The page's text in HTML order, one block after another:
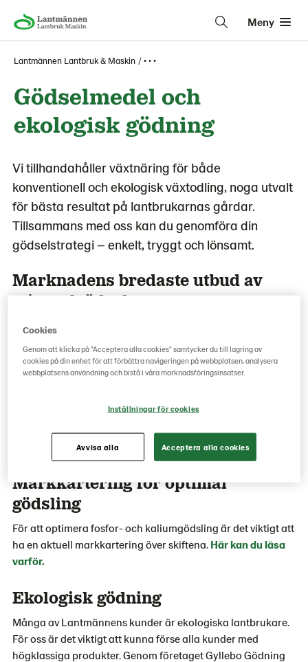
Meny
Lantmännen Lantbruk & Maskin • • •
Gödselmedel och
ekologisk gödning
Vi tillhandahåller växtnäring för både
konventionell och ekologisk växtodling, noga utvalt
för bästa resultat på lantbrukarnas gårdar.
Tillsammans med oss kan du genomföra din
gödselstrategi – enkelt, tryggt och lönsamt.
Marknadens bredaste utbud av
mineralgödsel
Hos Lantmännen handlar du gödning av hög kvalitet, till rätt
hittar du hos Lantmännen. För att sprida gödselmedlet kan
du hos oss köpa Bogballes mineralgödselspridare.
Produkter för växtnäring på Lantmännen
Våra mineralgödselspridare från Bogballe
Markkartering för optimal
gödsling
För att optimera fosfor- och kaliumgödsling är det viktigt att
ha en aktuell markkartering över skiftena. Här kan du läsa
varför.
Ekologisk gödning
Många av Lantmännens kunder är ekologiska lantbrukare.
För oss är det viktigt att kunna förse alla kunder med
högklassiga produkter. Genom företaget Gyllebo Gödning
Cookies
Genom att klicka på "Acceptera alla cookies" samtycker du till lagring av
cookies på din enhet för att förbättra navigeringen på webbplatsen, analysera
webbplatsens användning och bistå i våra marknadsföringsinsatser.
Inställningar för cookies
Avvisa alla Acceptera alla cookies